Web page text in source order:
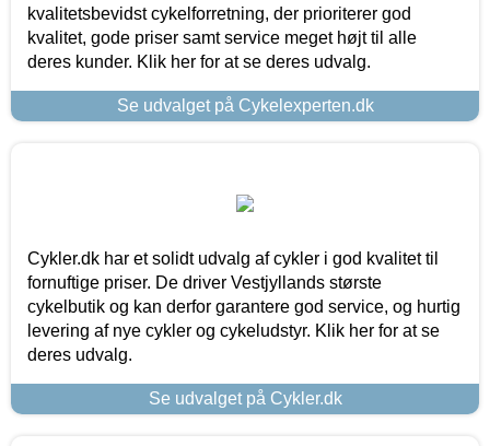
kvalitetsbevidst cykelforretning, der prioriterer god
kvalitet, gode priser samt service meget højt til alle
deres kunder. Klik her for at se deres udvalg.
Se udvalget på Cykelexperten.dk
Cykler.dk har et solidt udvalg af cykler i god kvalitet til
fornuftige priser. De driver Vestjyllands største
cykelbutik og kan derfor garantere god service, og hurtig
levering af nye cykler og cykeludstyr. Klik her for at se
deres udvalg.
Se udvalget på Cykler.dk